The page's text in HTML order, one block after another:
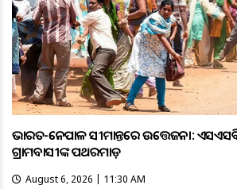
ଭାରତ-ନେପାଳ ସୀମାନ୍ତରେ ଉତ୍ତେଜନା:
ଗ୍ରାମବାସୀଙ୍କ ପଥରମାଡ଼
August 6, 2026 | 11:30 AM